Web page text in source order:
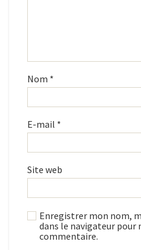
Nom *
E-mail *
Site web
Enregistrer mon nom,
dans le navigateur pour
commentaire.